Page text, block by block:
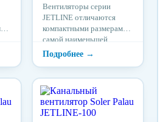
Вентиляторы серии
JETLINE отличаются
компактными размерами,
самой наименьшей
высотой корпуса среди
всех известных центр...